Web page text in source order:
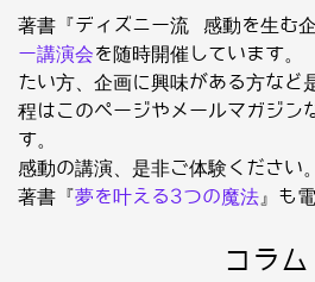
著書『ディズニー流 感動を生む
ー講演会を随時開催しています。
たい方、企画に興味がある方など
程はこのページやメールマガジン
す。
感動の講演、是非ご体験ください。
著書『夢を叶える3つの魔法』も
コラム